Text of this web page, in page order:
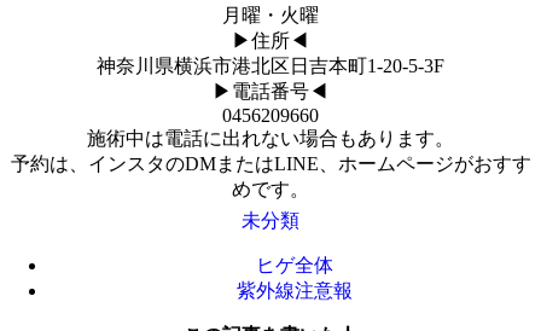
月曜・火曜
▶︎住所◀︎
神奈川県横浜市港北区日吉本町1-20-5-3F
▶︎電話番号◀︎
0456209660
施術中は電話に出れない場合もあります。
予約は、インスタのDMまたはLINE、ホームページがおすす
めです。
未分類
ヒゲ全体
紫外線注意報